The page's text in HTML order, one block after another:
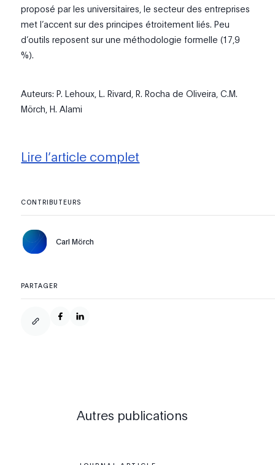
proposé par les universitaires, le secteur des entreprises
met l’accent sur des principes étroitement liés. Peu
d’outils reposent sur une méthodologie formelle (17,9
%).
Auteurs: P. Lehoux, L. Rivard, R. Rocha de Oliveira, C.M.
Mörch, H. Alami
Lire l’article complet
CONTRIBUTEURS
Carl Mörch
PARTAGER
Autres publications